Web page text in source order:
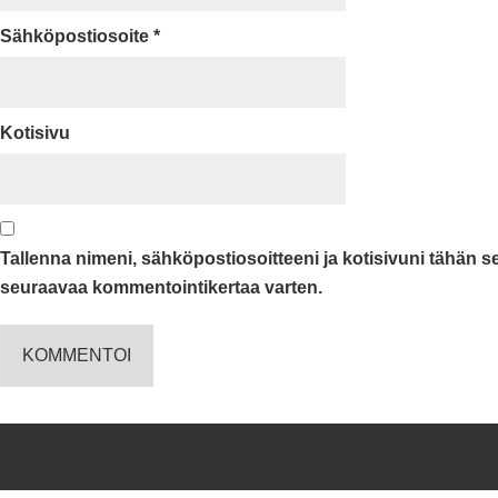
Sähköpostiosoite *
Kotisivu
Tallenna nimeni, sähköpostiosoitteeni ja kotisivuni tähän
seuraavaa kommentointikertaa varten.